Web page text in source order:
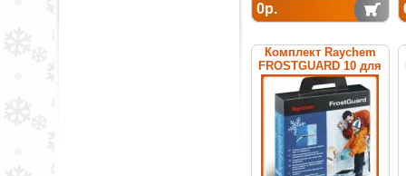
0р.
Комплект Raychem
FROSTGUARD 10 для
обогрева труб